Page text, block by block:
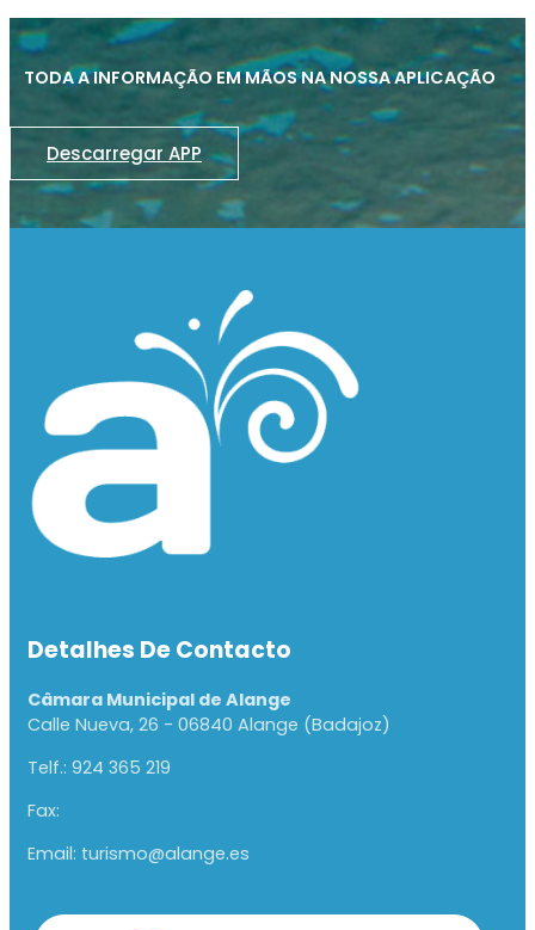
TODA A INFORMAÇÃO EM MÃOS NA NOSSA APLICAÇÃO
Descarregar APP
Detalhes De Contacto
Câmara Municipal de Alange
Calle Nueva, 26 - 06840 Alange (Badajoz)
Telf.: 924 365 219
Fax:
Email: turismo@alange.es